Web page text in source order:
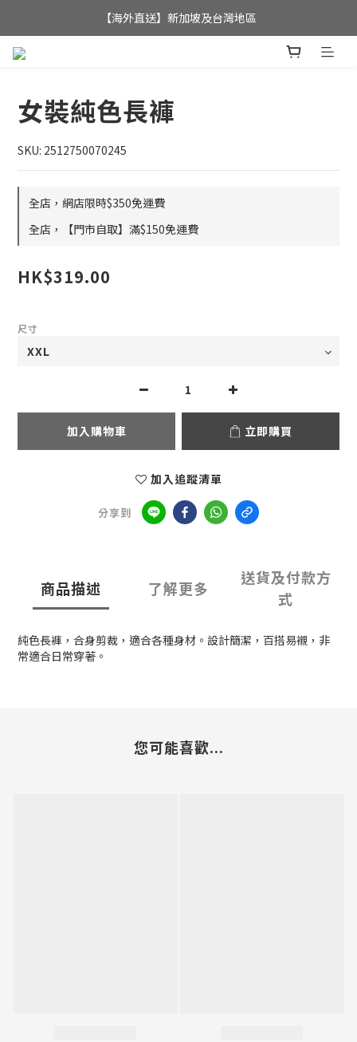
全店滿$350，即可享港澳地區免運費;
【海外直送】新加坡及台灣地區
女裝純色長褲
SKU: 2512750070245
全店，網店限時$350免運費
全店，【門市自取】滿$150免運費
HK$319.00
尺寸
加入購物車 立即購買
加入追蹤清單
分享到
商品描述 了解更多
送貨及付款方
式
純色長褲，合身剪裁，適合各種身材。設計簡潔，百搭易襯，非
常適合日常穿著。
您可能喜歡...